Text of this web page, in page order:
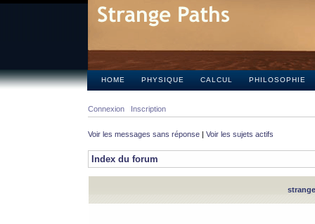
HOME PHYSIQUE CALCUL PHILOSOPHIE
Connexion Inscription
Voir les messages sans réponse | Voir les sujets actifs
Index du forum